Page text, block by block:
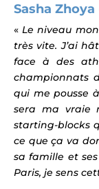
Sasha Zhoya
«Le niveau
très vite. J’ai
face à des
championnats
qui me pousse
sera ma vraie
starting-blocks
ce que ça va
sa famille et
Paris, je sens